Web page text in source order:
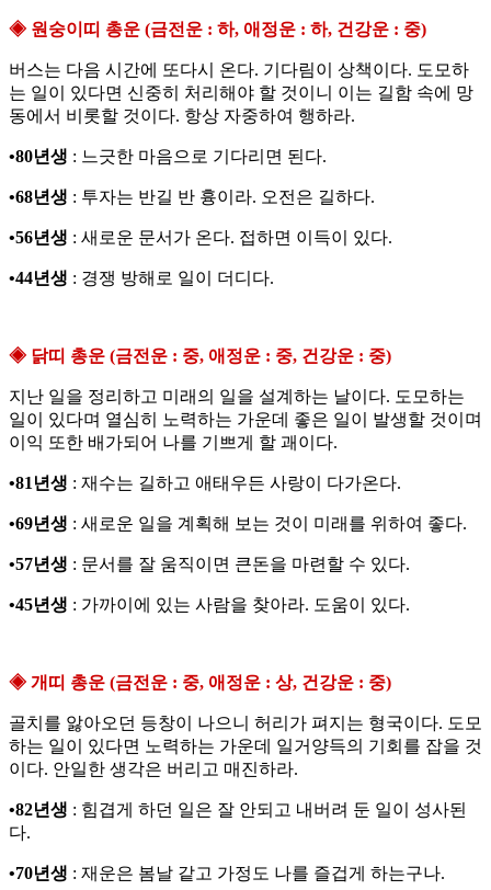
◈ 원숭이띠 총운 (금전운 : 하, 애정운 : 하, 건강운 : 중)
버스는 다음 시간에 또다시 온다. 기다림이 상책이다. 도모하
는 일이 있다면 신중히 처리해야 할 것이니 이는 길함 속에 망
동에서 비롯할 것이다. 항상 자중하여 행하라.
•80년생 : 느긋한 마음으로 기다리면 된다.
•68년생 : 투자는 반길 반 흉이라. 오전은 길하다.
•56년생 : 새로운 문서가 온다. 접하면 이득이 있다.
•44년생 : 경쟁 방해로 일이 더디다.
◈ 닭띠 총운 (금전운 : 중, 애정운 : 중, 건강운 : 중)
지난 일을 정리하고 미래의 일을 설계하는 날이다. 도모하는
일이 있다며 열심히 노력하는 가운데 좋은 일이 발생할 것이며
이익 또한 배가되어 나를 기쁘게 할 괘이다.
•81년생 : 재수는 길하고 애태우든 사랑이 다가온다.
•69년생 : 새로운 일을 계획해 보는 것이 미래를 위하여 좋다.
•57년생 : 문서를 잘 움직이면 큰돈을 마련할 수 있다.
•45년생 : 가까이에 있는 사람을 찾아라. 도움이 있다.
◈ 개띠 총운 (금전운 : 중, 애정운 : 상, 건강운 : 중)
골치를 앓아오던 등창이 나으니 허리가 펴지는 형국이다. 도모
하는 일이 있다면 노력하는 가운데 일거양득의 기회를 잡을 것
이다. 안일한 생각은 버리고 매진하라.
•82년생 : 힘겹게 하던 일은 잘 안되고 내버려 둔 일이 성사된
다.
•70년생 : 재운은 봄날 같고 가정도 나를 즐겁게 하는구나.